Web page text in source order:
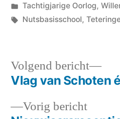
door
Geplaatst
in
Tachtigjarige Oorlog,
Tags:
Nutsbasisschool,
Bericht
navigatie
Vorig berichtVorig
Volgend bericht
Vlag van Schoten